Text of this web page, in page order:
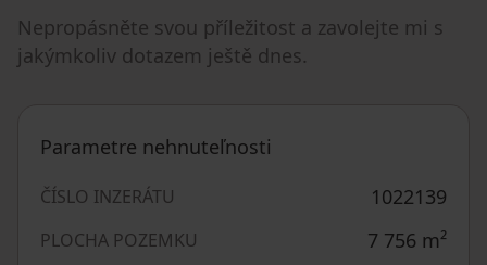
Nepropásněte svou příležitost a zavolejte mi s
jakýmkoliv dotazem ještě dnes.
Parametre nehnuteľnosti
ČÍSLO INZERÁTU 1022139
PLOCHA POZEMKU 7 756 m²